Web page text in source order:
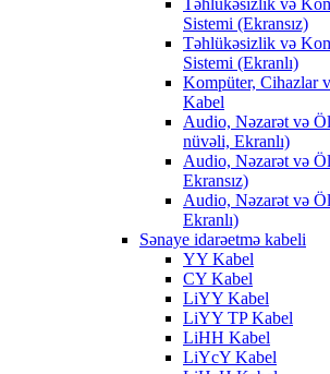
Təhlükəsizlik və
Sistemi (Ekransız)
Təhlükəsizlik və
Sistemi (Ekranlı)
Kompüter, Cihazlar
Kabel
Audio, Nəzarət və
nüvəli, Ekranlı)
Audio, Nəzarət və
Ekransız)
Audio, Nəzarət və
Ekranlı)
Sənaye idarəetmə kabeli
YY Kabel
CY Kabel
LiYY Kabel
LiYY TP Kabel
LiHH Kabel
LiYcY Kabel